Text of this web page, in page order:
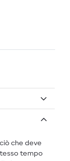
che deve
tempo